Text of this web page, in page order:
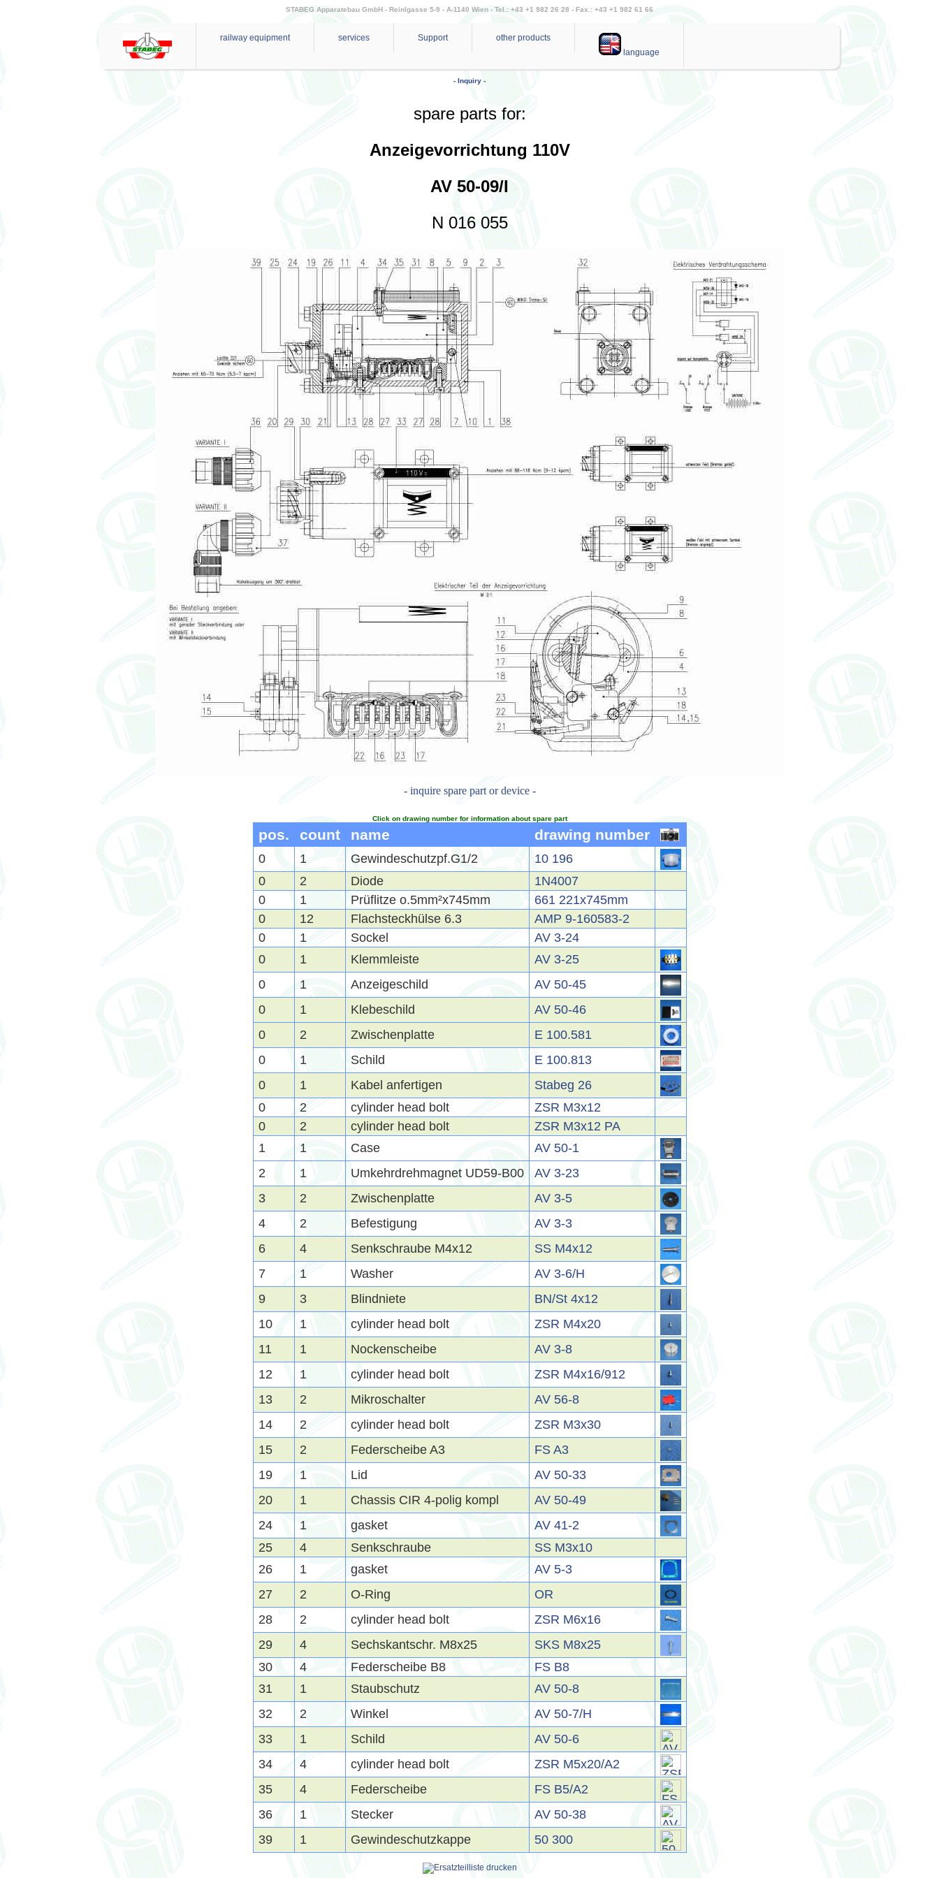
STABEG Apparatebau GmbH - Reinlgasse 5-9 - A-1140 Wien - Tel.: +43 +1 982 26 28 - Fax.: +43 +1 982 61 66
railway equipment services Support
other products
language
- Inquiry -
spare parts for:
Anzeigevorrichtung 110V
AV 50-09/I
N 016 055
- inquire spare part or device -
Click on drawing number for information about spare part
pos. count name drawing number
0 1 Gewindeschutzpf.G1/2
10 196
0
2 Diode
1N4007
0
1 Prüflitze o.5mm²x745mm
661 221x745mm
0
12 Flachsteckhülse 6.3
AMP 9-160583-2
0
1 Sockel
AV 3-24
0
1 Klemmleiste
AV 3-25
0
1 Anzeigeschild
AV 50-45
0
1 Klebeschild
AV 50-46
0
2 Zwischenplatte
E 100.581
0
1 Schild
E 100.813
0
1 Kabel anfertigen
Stabeg 26
0
2 cylinder head bolt
ZSR M3x12
0
2 cylinder head bolt
ZSR M3x12 PA
1
1 Case
AV 50-1
2
1 Umkehrdrehmagnet UD59-B00
AV 3-23
3
2 Zwischenplatte
AV 3-5
4
2 Befestigung
AV 3-3
6
4 Senkschraube M4x12
SS M4x12
7
1 Washer
AV 3-6/H
9
3 Blindniete
BN/St 4x12
10
1 cylinder head bolt
ZSR M4x20
11
1 Nockenscheibe
AV 3-8
12
1 cylinder head bolt
ZSR M4x16/912
13
2 Mikroschalter
AV 56-8
14
2 cylinder head bolt
ZSR M3x30
15
2 Federscheibe A3
FS A3
19
1 Lid
AV 50-33
20
1 Chassis CIR 4-polig kompl
AV 50-49
24
1 gasket
AV 41-2
25
4 Senkschraube
SS M3x10
26
1 gasket
AV 5-3
27
2 O-Ring
OR
28
2 cylinder head bolt
ZSR M6x16
29
4 Sechskantschr. M8x25
SKS M8x25
30
4 Federscheibe B8
FS B8
31
1 Staubschutz
AV 50-8
32
2 Winkel
AV 50-7/H
33
1 Schild
AV 50-6
34
4 cylinder head bolt
ZSR M5x20/A2
35
4 Federscheibe
FS B5/A2
36
1 Stecker
AV 50-38
39
1 Gewindeschutzkappe 50 300